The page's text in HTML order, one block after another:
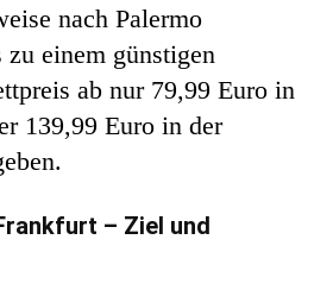
nach Palermo
einem günstigen
ab nur 79,99 Euro in
139,99 Euro in der
– Ziel und